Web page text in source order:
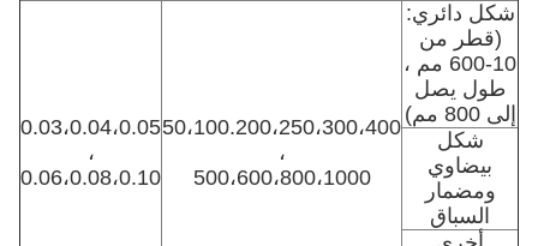
شكل دائري:
(قطر من
10-600 مم ،
طول يصل
إلى 800 مم)
50،100.200،250،300،400
500،600،800،1000
0.03،0.04،0.05
0.06،0.08،0.10
شكل
بيضاوي
ومضمار
السباق